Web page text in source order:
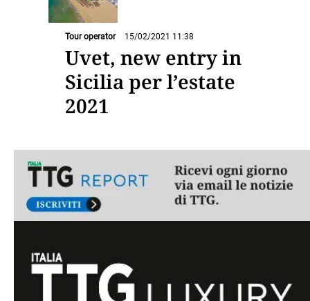
Tour operator 15/02/2021 11:38
Uvet, new entry in
Sicilia per l’estate
2021